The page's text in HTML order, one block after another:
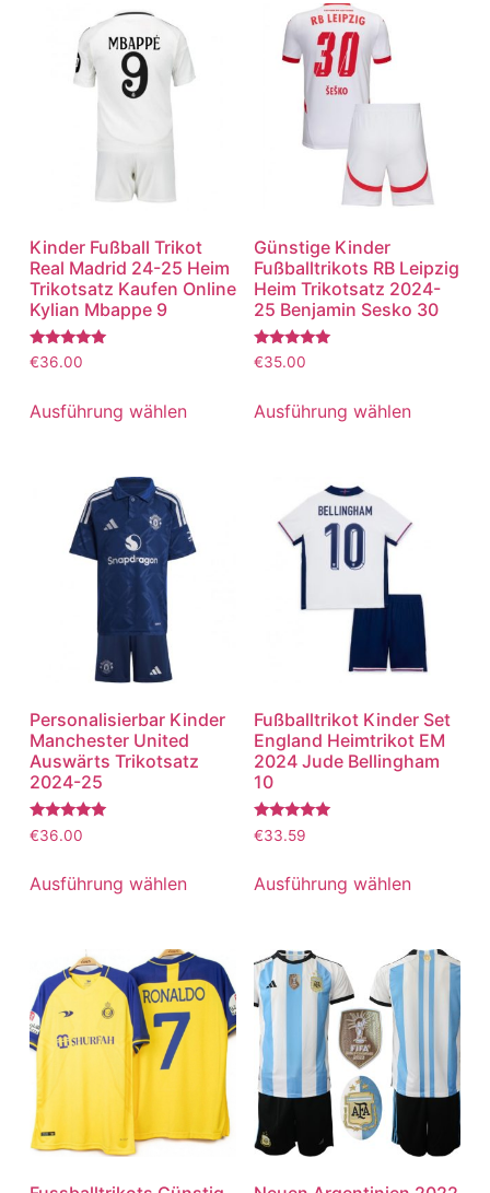
Kinder Fußball Trikot
Real Madrid 24-25 Heim
Trikotsatz Kaufen Online
Kylian Mbappe 9
Bewertet
mit
von 5
€36.00
Ausführung wählen
Günstige Kinder
Fußballtrikots RB Leipzig
Heim Trikotsatz 2024-
25 Benjamin Sesko 30
Bewertet
mit
von 5
€35.00
Ausführung wählen
Personalisierbar Kinder
Manchester United
Auswärts Trikotsatz
2024-25
Bewertet
mit
von 5
€36.00
Ausführung wählen
Fußballtrikot Kinder Set
England Heimtrikot EM
2024 Jude Bellingham
10
Bewertet
mit
von 5
€33.59
Ausführung wählen